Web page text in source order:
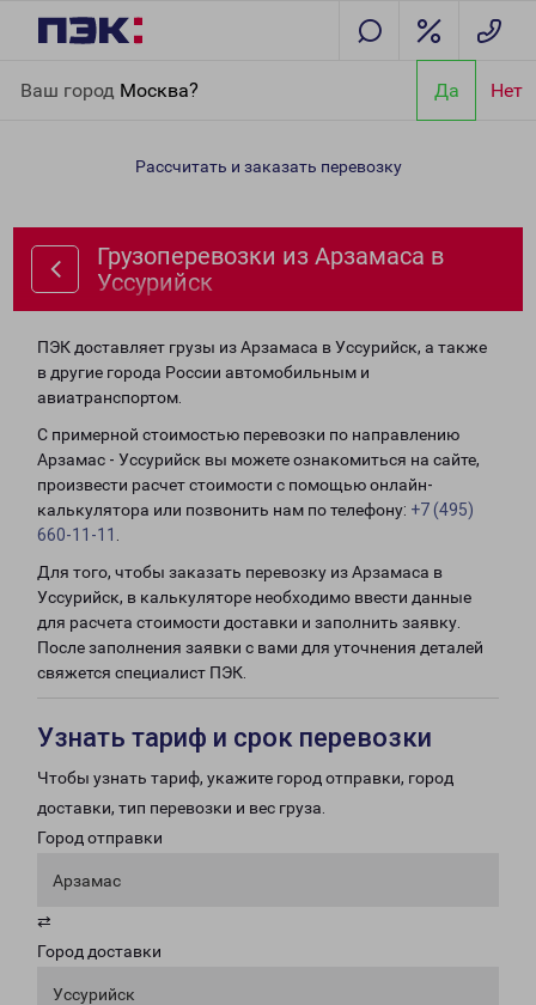
Ваш город Москва? Да Нет
Уссурийск
Рассчитать и заказать перевозку
Грузоперевозки из Арзамаса в
Уссурийск
ПЭК доставляет грузы из Арзамаса в Уссурийск, а также
в другие города России автомобильным и
авиатранспортом.
С примерной стоимостью перевозки по направлению
Арзамас - Уссурийск вы можете ознакомиться на сайте,
произвести расчет стоимости с помощью онлайн-
калькулятора или позвонить нам по телефону: +7 (495)
660-11-11
Для того, чтобы заказать перевозку из Арзамаса в
Уссурийск, в калькуляторе необходимо ввести данные
для расчета стоимости доставки и заполнить заявку.
После заполнения заявки с вами для уточнения деталей
свяжется специалист ПЭК.
Узнать тариф и срок перевозки
Чтобы узнать тариф, укажите город отправки, город
доставки, тип перевозки и вес груза.
Город отправки
Арзамас
⇄
Город доставки
Уссурийск